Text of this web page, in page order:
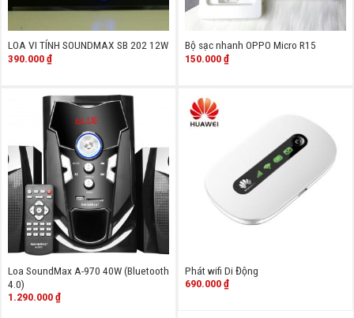
LOA VI TÍNH SOUNDMAX SB 202 12W
390.000₫
Bộ sạc nhanh OPPO Micro R15
150.000₫
Loa SoundMax A-970 40W (Bluetooth
4.0)
1.290.000₫
Phát wifi Di Động
690.000₫